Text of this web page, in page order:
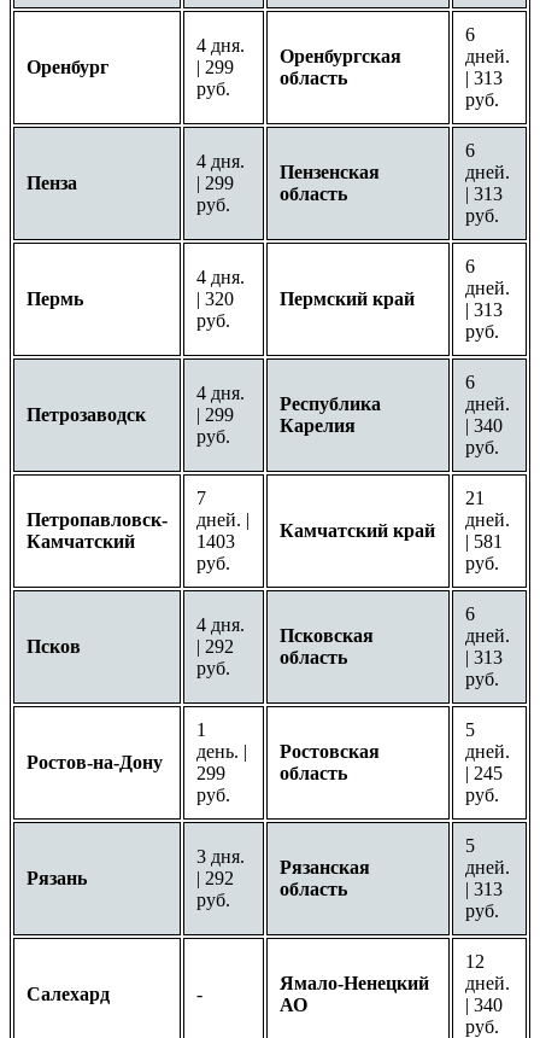
Оренбург
4 дня.
| 299
руб.
Оренбургская
область
6
дней.
| 313
руб.
Пенза
4 дня.
| 299
руб.
Пензенская
область
6
дней.
| 313
руб.
Пермь
4 дня.
| 320
руб.
Пермский край
6
дней.
| 313
руб.
Петрозаводск
4 дня.
| 299
руб.
Республика
Карелия
6
дней.
| 340
руб.
Петропавловск-
Камчатский
7
дней. |
1403
руб.
Камчатский край
21
дней.
| 581
руб.
Псков
4 дня.
| 292
руб.
Псковская
область
6
дней.
| 313
руб.
Ростов-на-Дону
1
день. |
299
руб.
Ростовская
область
5
дней.
| 245
руб.
Рязань
3 дня.
| 292
руб.
Рязанская
область
5
дней.
| 313
руб.
Салехард -
Ямало-Ненецкий
АО
12
дней.
| 340
руб.